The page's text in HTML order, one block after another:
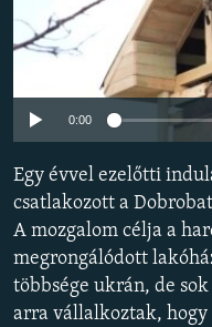
EURÓPAI UNIÓ
VILÁG
KLÍMAVÁLTOZÁS
A MÚLT TANULSÁGAI
KÖVESSEN MINKET!
Valamennyi RFE/RL
Jelenleg
0:00
Egy évvel ezelőtti
csatlakozott a
A mozgalom célja a
megrongálódott
többsége ukrán, de
arra vállalkoztak,